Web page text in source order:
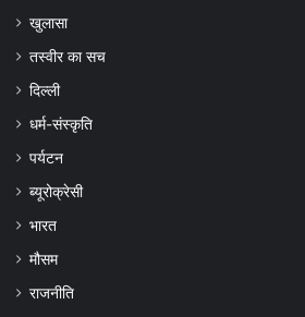
खुलासा
तस्वीर का सच
दिल्ली
धर्म-संस्कृति
पर्यटन
ब्यूरोक्रेसी
भारत
मौसम
राजनीति